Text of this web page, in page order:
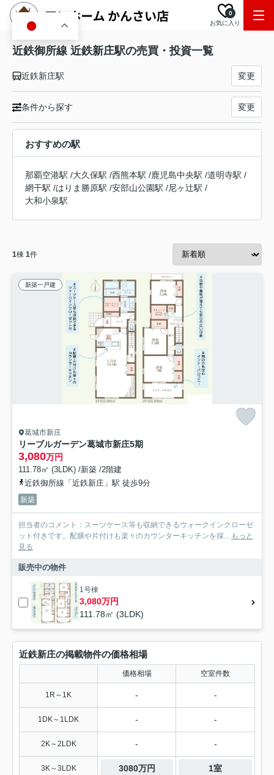
お気に入り
0
近鉄御所線 近鉄新庄駅の売買・投資一覧
近鉄新庄駅 変更
条件から探す 変更
おすすめの駅
那覇空港駅 /大久保駅 /西熊本駅 /鹿児島中央駅 /道明寺駅 /
網干駅 /はりま勝原駅 /安部山公園駅 /尼ヶ辻駅 /
大和小泉駅
1棟 1件
新築一戸建
葛城市新庄
リーブルガーデン葛城市新庄5期
3,080万円
111.78㎡ (3LDK) /新築 /2階建
近鉄御所線「近鉄新庄」駅 徒歩9分
新築
担当者のコメント：スーツケース等も収納できるウォークインクローゼ
ット付きです。配膳や片付けも楽々のカウンターキッチンを採... もっと
見る
販売中の物件
1号棟
3,080万円
111.78㎡ (3LDK)
近鉄新庄の掲載物件の価格相場
価格相場 空室件数
1R～1K - -
1DK～1LDK - -
2K～2LDK - -
3K～3LDK 3080万円 1室